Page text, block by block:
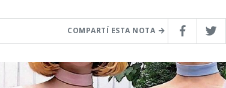
COMPARTÍ ESTA NOTA